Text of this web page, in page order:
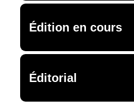
Édition en cours
Éditorial